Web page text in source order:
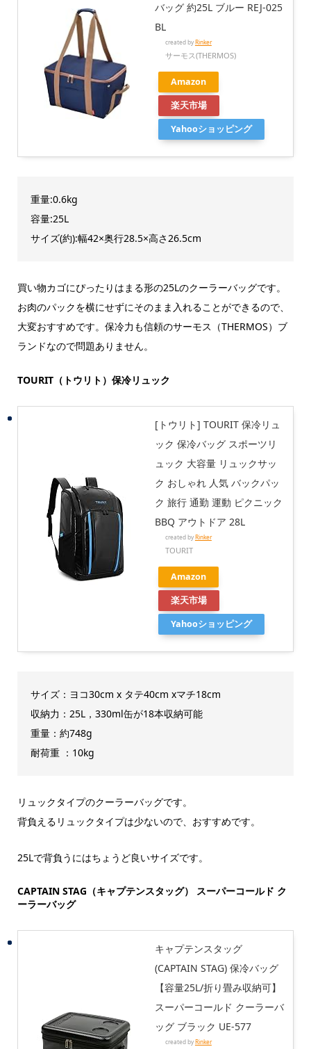
バッグ 約25L ブルー REJ-025
BL
created byRinker
サーモス(THERMOS)
Amazon
楽天市場
Yahooショッピング
重量:0.6kg
容量:25L
サイズ(約):幅42×奥行28.5×高さ26.5cm
買い物カゴにぴったりはまる形の25Lのクーラーバッグです。
お肉のパックを横にせずにそのまま入れることができるので、
大変おすすめです。保冷力も信頼のサーモス（THERMOS）ブ
ランドなので問題ありません。
TOURIT（トウリト）保冷リュック
[トウリト] TOURIT 保冷リュ
ック 保冷バッグ スポーツリ
ュック 大容量 リュックサッ
ク おしゃれ 人気 バックパッ
ク 旅行 通勤 運動 ピクニック
BBQ アウトドア 28L
created byRinker
TOURIT
Amazon
楽天市場
Yahooショッピング
サイズ：ヨコ30cm x タテ40cm xマチ18cm
収納力：25L，330ml缶が18本収納可能
重量：約748g
耐荷重 ：10kg
リュックタイプのクーラーバッグです。
背負えるリュックタイプは少ないので、おすすめです。
25Lで背負うにはちょうど良いサイズです。
CAPTAIN STAG（キャプテンスタッグ） スーパーコールド ク
ーラーバッグ
キャプテンスタッグ
(CAPTAIN STAG) 保冷バッグ
【容量25L/折り畳み収納可】
スーパーコールド クーラーバ
ッグ ブラック UE-577
created byRinker